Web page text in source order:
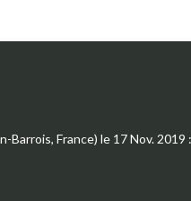
Barrois, France) le 17 Nov. 2019 :